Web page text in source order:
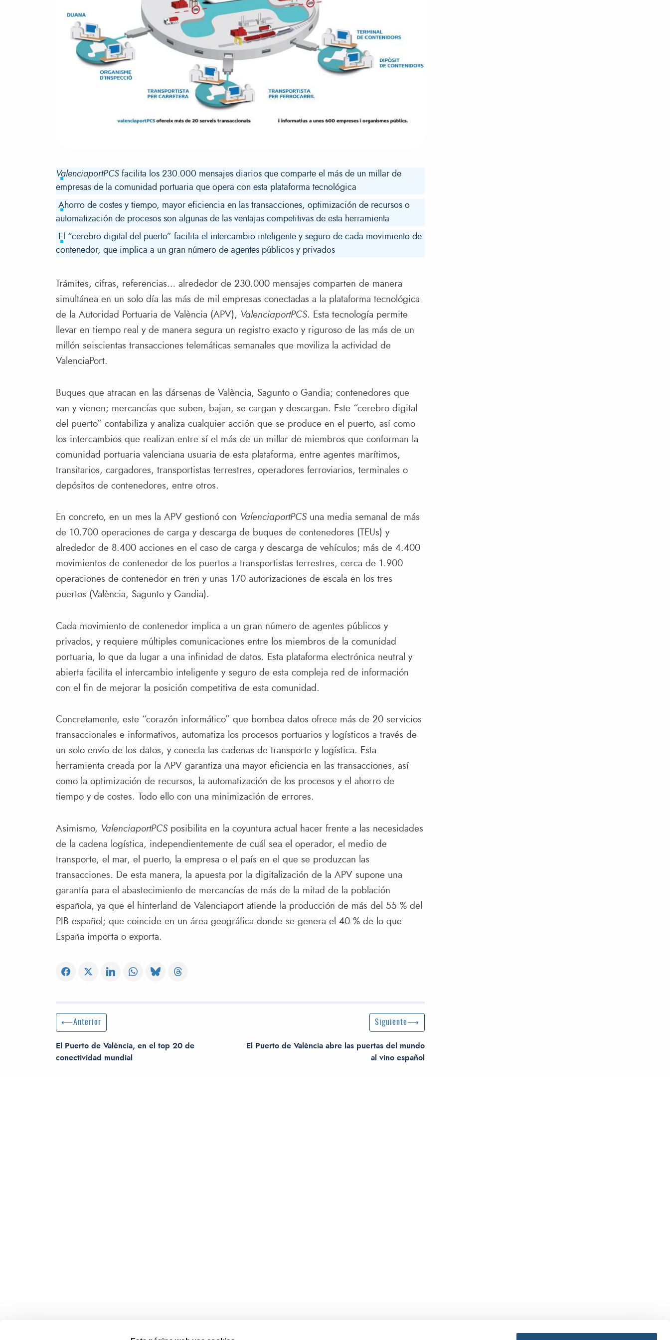
ValenciaportPCS facilita los 230.000 mensajes diarios que comparte el más de un millar de
empresas de la comunidad portuaria que opera con esta plataforma tecnológica
Ahorro de costes y tiempo, mayor eficiencia en las transacciones, optimización de recursos o
automatización de procesos son algunas de las ventajas competitivas de esta herramienta
El “cerebro digital del puerto” facilita el intercambio inteligente y seguro de cada movimiento de
contenedor, que implica a un gran número de agentes públicos y privados
Trámites, cifras, referencias… alrededor de 230.000 mensajes comparten de manera
simultánea en un solo día las más de mil empresas conectadas a la plataforma tecnológica
de la Autoridad Portuaria de València (APV), ValenciaportPCS. Esta tecnología permite
llevar en tiempo real y de manera segura un registro exacto y riguroso de las más de un
millón seiscientas transacciones telemáticas semanales que moviliza la actividad de
ValenciaPort.
Buques que atracan en las dársenas de València, Sagunto o Gandia; contenedores que
van y vienen; mercancías que suben, bajan, se cargan y descargan. Este “cerebro digital
del puerto” contabiliza y analiza cualquier acción que se produce en el puerto, así como
los intercambios que realizan entre sí el más de un millar de miembros que conforman la
comunidad portuaria valenciana usuaria de esta plataforma, entre agentes marítimos,
transitarios, cargadores, transportistas terrestres, operadores ferroviarios, terminales o
depósitos de contenedores, entre otros.
En concreto, en un mes la APV gestionó con ValenciaportPCSuna media semanal de más
de 10.700 operaciones de carga y descarga de buques de contenedores (TEUs) y
alrededor de 8.400 acciones en el caso de carga y descarga de vehículos; más de 4.400
movimientos de contenedor de los puertos a transportistas terrestres, cerca de 1.900
operaciones de contenedor en tren y unas 170 autorizaciones de escala en los tres
puertos (València, Sagunto y Gandia).
Cada movimiento de contenedor implica a un gran número de agentes públicos y
privados, y requiere múltiples comunicaciones entre los miembros de la comunidad
portuaria, lo que da lugar a una infinidad de datos. Esta plataforma electrónica neutral y
abierta facilita el intercambio inteligente y seguro de esta compleja red de información
con el fin de mejorar la posición competitiva de esta comunidad.
Concretamente, este “corazón informático” que bombea datos ofrece más de 20 servicios
transaccionales e informativos, automatiza los procesos portuarios y logísticos a través de
un solo envío de los datos, y conecta las cadenas de transporte y logística. Esta
herramienta creada por la APV garantiza una mayor eficiencia en las transacciones, así
como la optimización de recursos, la automatización de los procesos y el ahorro de
tiempo y de costes. Todo ello con una minimización de errores.
Asimismo, ValenciaportPCSposibilita en la coyuntura actual hacer frente a las necesidades
de la cadena logística, independientemente de cuál sea el operador, el medio de
transporte, el mar, el puerto, la empresa o el país en el que se produzcan las
transacciones. De esta manera, la apuesta por la digitalización de la APV supone una
garantía para el abastecimiento de mercancías de más de la mitad de la población
española, ya que el hinterland de Valenciaport atiende la producción de más del 55 % del
PIB español; que coincide en un área geográfica donde se genera el 40 % de lo que
España importa o exporta.
Navegación de entradas
Entrada anterior:
Anterior
El Puerto de València, en el top 20 de
conectividad mundial
Siguiente entrada
Siguiente
El Puerto de València abre las puertas del mundo
al vino español